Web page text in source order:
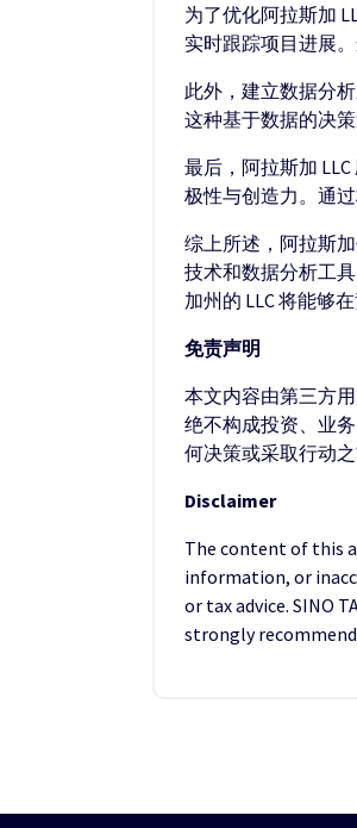
为了优化阿拉斯加
实时跟踪项目进展
此外，建立数据分
这种基于数据的决
最后，阿拉斯加
极性与创造力。通
综上所述，阿拉斯
技术和数据分析工
加州的 LLC 将能够
免责声明
本文内容由第三方
绝不构成投资、业
何决策或采取行动
Disclaimer
The content of this
information, or
or tax advice. SINO
strongly